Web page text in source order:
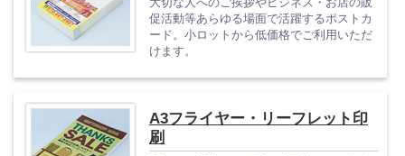
促活動等あらゆる場面で活躍するポストカ
ード。小ロットから低価格でご利用いただ
けます。
A3フライヤー・リーフレット印
刷